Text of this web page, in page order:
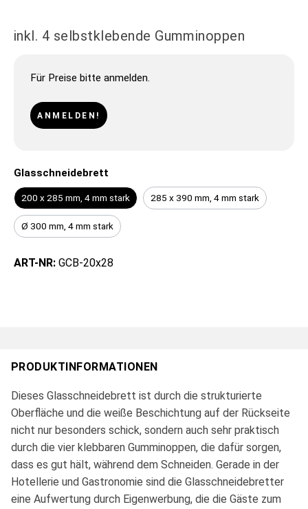
inkl. 4 selbstklebende Gumminoppen
Für Preise bitte anmelden.
ANMELDEN!
Glasschneidebrett
200 x 285 mm, 4 mm stark 285 x 390 mm, 4 mm stark
Ø 300 mm, 4 mm stark
ART-NR: GCB-20x28
PRODUKTINFORMATIONEN
Dieses Glasschneidebrett ist durch die strukturierte
Oberfläche und die weiße Beschichtung auf der Rückseite
nicht nur besonders schick, sondern auch sehr praktisch
durch die vier klebbaren Gumminoppen, die dafür sorgen,
dass es gut hält, während dem Schneiden. Gerade in der
Hotellerie und Gastronomie sind die Glasschneidebretter
eine Aufwertung durch Eigenwerbung, die die Gäste zum